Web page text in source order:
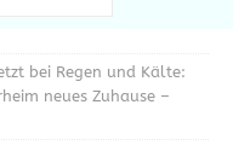
bei Regen und Kälte:
neues Zuhause –